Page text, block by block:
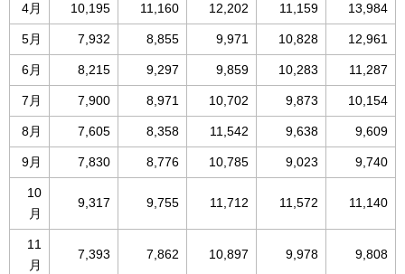
4月 10,195 11,160 12,202 11,159 13,984
5月 7,932 8,855 9,971 10,828 12,961
6月 8,215 9,297 9,859 10,283 11,287
7月 7,900 8,971 10,702 9,873 10,154
8月 7,605 8,358 11,542 9,638 9,609
9月 7,830 8,776 10,785 9,023 9,740
10
月
9,317 9,755 11,712 11,572 11,140
11
月
7,393 7,862 10,897 9,978 9,808